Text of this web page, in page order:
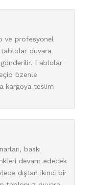
ve profesyonel
duvara
Tablolar
özenle
kargoya teslim
baskı
devam edecek
dıştan ikinci bir